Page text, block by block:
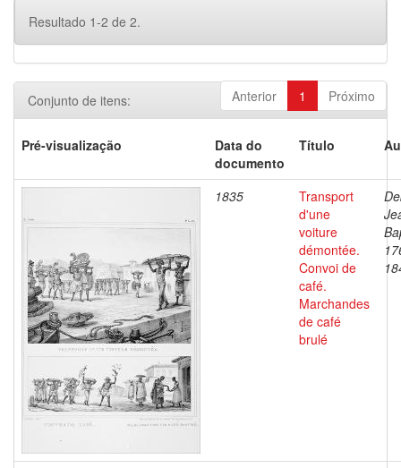
Resultado 1-2 de 2.
Anterior 1 Próximo
Conjunto de itens:
Pré-visualização
Data do
documento
Título
1835
Transport
d'une
voiture
démontée.
Convoi de
café.
Marchandes
de café
brulé